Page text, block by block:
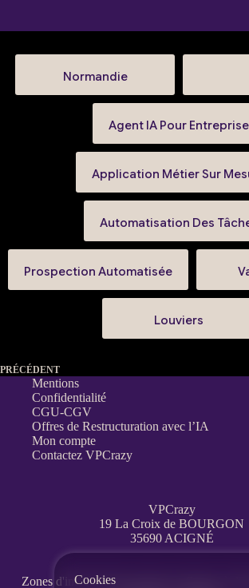
Normandie
Agent IA Pour Entreprise
Application Métier Sur
Automatisation Des
Prospection Automatisée
Louviers
PRÉCÉDENT
Mentions
Confidentialité
CGU-CGV
Offres de Restructuration avec l’IA
Mon compte
Contactez VPCrazy
VPCrazy
19 La Croix de BOURGON
35690 ACIGNÉ
Zones d'interventions partout en France
Cookies